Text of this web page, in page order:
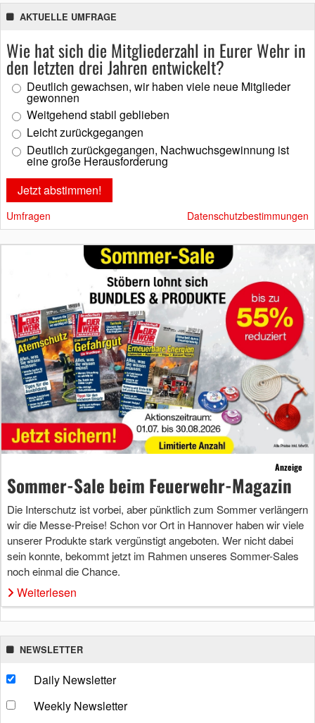
AKTUELLE UMFRAGE
Wie hat sich die Mitgliederzahl in Eurer Wehr in
den letzten drei Jahren entwickelt?
Deutlich gewachsen, wir haben viele neue Mitglieder
gewonnen
Weitgehend stabil geblieben
Leicht zurückgegangen
Deutlich zurückgegangen, Nachwuchsgewinnung ist
eine große Herausforderung
Umfragen Datenschutzbestimmungen
Anzeige
Sommer-Sale beim Feuerwehr-Magazin
Die Interschutz ist vorbei, aber pünktlich zum Sommer verlängern
wir die Messe-Preise! Schon vor Ort in Hannover haben wir viele
unserer Produkte stark vergünstigt angeboten. Wer nicht dabei
sein konnte, bekommt jetzt im Rahmen unseres Sommer-Sales
noch einmal die Chance.
Weiterlesen
NEWSLETTER
Daily Newsletter
Weekly Newsletter